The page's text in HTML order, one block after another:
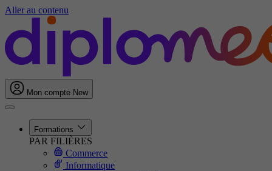
Aller au contenu
Mon compte New
Formations
PAR FILIÈRES
Commerce
Informatique